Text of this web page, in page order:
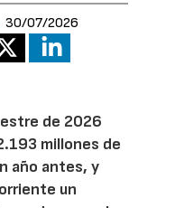
30/07/2026
de 2026
millones de
año antes, y
un